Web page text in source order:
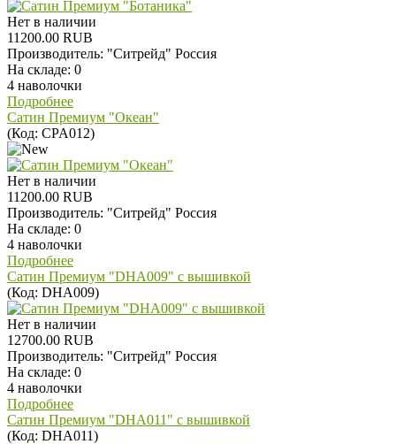
Нет в наличии
11200.00 RUB
Производитель: "Ситрейд" Россия
На складе: 0
4 наволочки
Подробнее
Сатин Премиум "Океан"
(Код: CPA012)
Нет в наличии
11200.00 RUB
Производитель: "Ситрейд" Россия
На складе: 0
4 наволочки
Подробнее
Сатин Премиум "DHA009" с вышивкой
(Код: DHA009)
Нет в наличии
12700.00 RUB
Производитель: "Ситрейд" Россия
На складе: 0
4 наволочки
Подробнее
Сатин Премиум "DHA011" с вышивкой
(Код: DHA011)